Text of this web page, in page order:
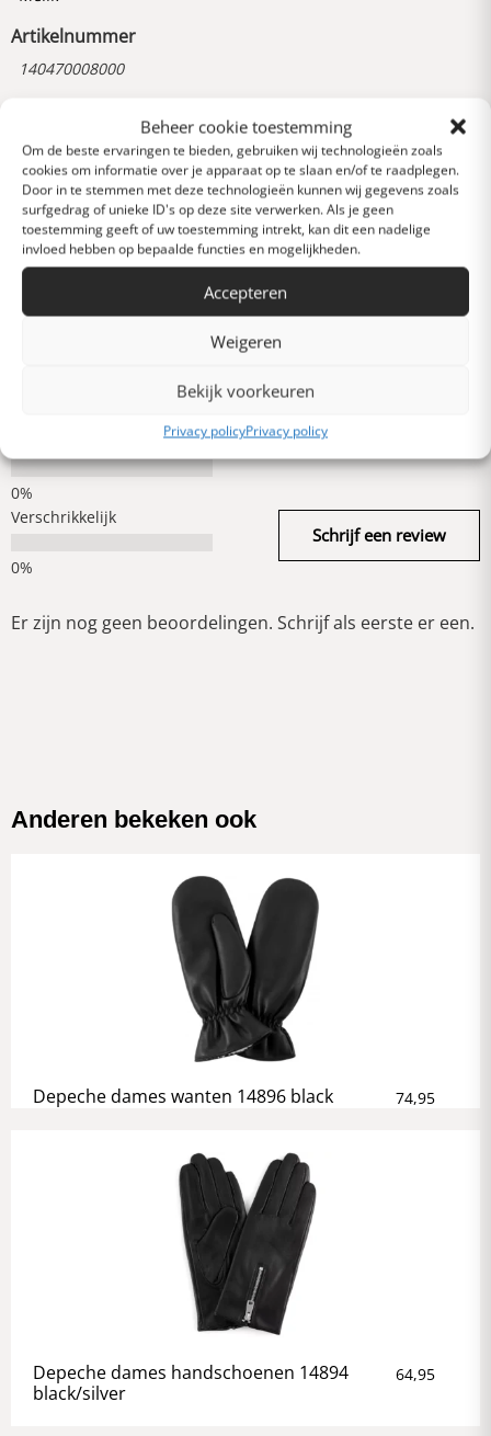
Beheer cookie toestemming
Om de beste ervaringen te bieden, gebruiken wij technologieën zoals
cookies om informatie over je apparaat op te slaan en/of te raadplegen.
Door in te stemmen met deze technologieën kunnen wij gegevens zoals
surfgedrag of unieke ID's op deze site verwerken. Als je geen
toestemming geeft of uw toestemming intrekt, kan dit een nadelige
invloed hebben op bepaalde functies en mogelijkheden.
Accepteren
Weigeren
Bekijk voorkeuren
Privacy policyPrivacy policy
Artikelnummer
140470008000
Reviews
0 van 5 sterren (op
basis van 0 reviews)
Uitstekend
Verschrikkelijk
Schrijf een review
Er zijn nog geen beoordelingen. Schrijf als eerste er een.
Anderen bekeken ook
Depeche dames wanten 14896 black 74,95
Depeche dames handschoenen 14894
black/silver
64,95